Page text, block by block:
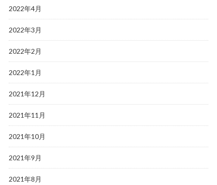
2022年4月
2022年3月
2022年2月
2022年1月
2021年12月
2021年11月
2021年10月
2021年9月
2021年8月